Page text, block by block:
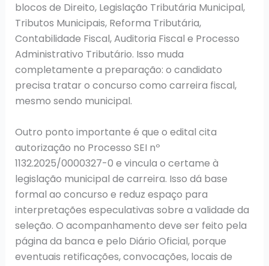
blocos de Direito, Legislação Tributária Municipal,
Tributos Municipais, Reforma Tributária,
Contabilidade Fiscal, Auditoria Fiscal e Processo
Administrativo Tributário. Isso muda
completamente a preparação: o candidato
precisa tratar o concurso como carreira fiscal,
mesmo sendo municipal.
Outro ponto importante é que o edital cita
autorização no Processo SEI nº
1132.2025/0000327-0 e vincula o certame à
legislação municipal de carreira. Isso dá base
formal ao concurso e reduz espaço para
interpretações especulativas sobre a validade da
seleção. O acompanhamento deve ser feito pela
página da banca e pelo Diário Oficial, porque
eventuais retificações, convocações, locais de